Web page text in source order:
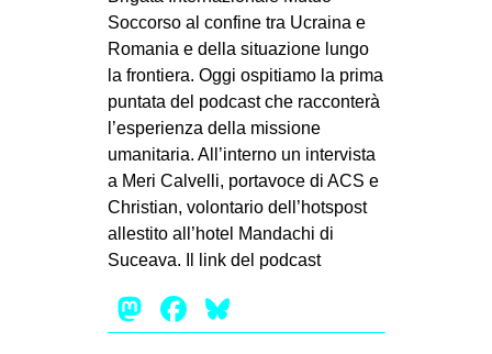
Soccorso al confine tra Ucraina e
Romania e della situazione lungo
la frontiera. Oggi ospitiamo la prima
puntata del podcast che racconterà
l’esperienza della missione
umanitaria. All’interno un intervista
a Meri Calvelli, portavoce di ACS e
Christian, volontario dell’hotspost
allestito all’hotel Mandachi di
Suceava. Il link del podcast
Mastodon
Facebook